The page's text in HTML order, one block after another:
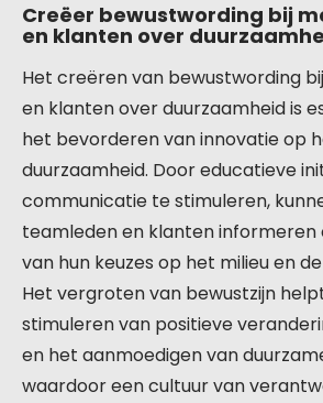
Creëer bewustwording bij
en klanten over
Het creëren van bewustwording
en klanten over duurzaamheid is
het bevorderen van innovatie op
duurzaamheid. Door educatieve
communicatie te stimuleren,
teamleden en klanten
van hun keuzes op het milieu en
Het vergroten van bewustzijn
stimuleren van positieve
en het aanmoedigen van
waardoor een cultuur van